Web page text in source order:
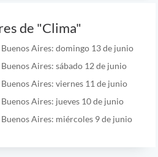
de "Clima"
Aires: domingo 13 de junio
Aires: sábado 12 de junio
Aires: viernes 11 de junio
Aires: jueves 10 de junio
Aires: miércoles 9 de junio